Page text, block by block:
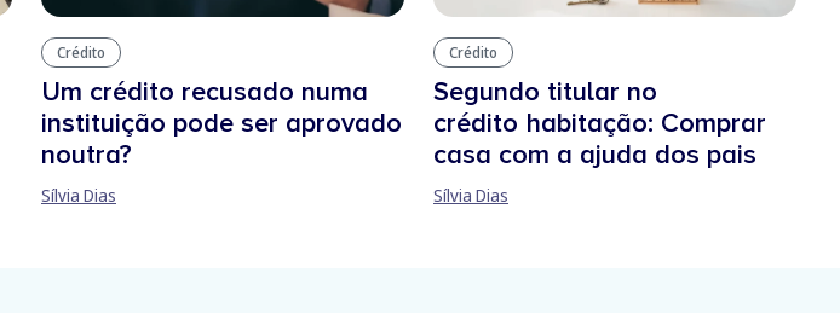
Crédito
Um crédito recusado numa
instituição pode ser aprovado
noutra?
Sílvia Dias
Crédito
Segundo titular no
crédito habitação: Comprar
casa com a ajuda dos pais
Sílvia Dias